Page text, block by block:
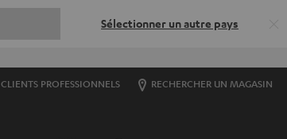
Sélectionner un autre pays
CLIENTS PROFESSIONNELS RECHERCHER UN MAGASIN